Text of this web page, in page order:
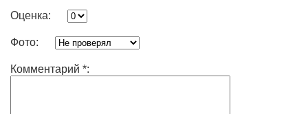
Оценка:
Фото:
Комментарий *: